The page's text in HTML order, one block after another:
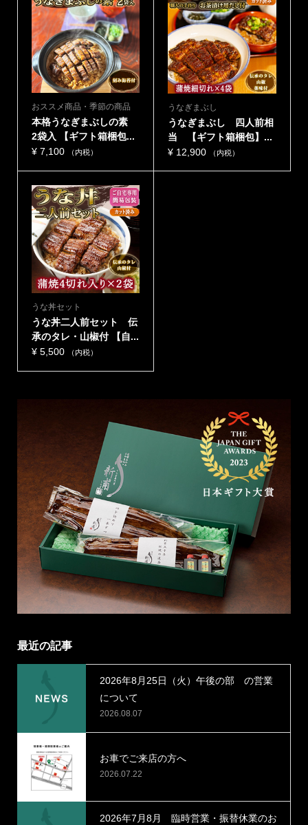
おススメ商品・季節の商品
本格うなぎまぶしの素
2袋入 【ギフト箱梱包...
¥7,100 （内税）
うなぎまぶし
うなぎまぶし 四人前相
当 【ギフト箱梱包】...
¥ 12,900 （内税）
うな丼セット
うな丼二人前セット 伝
承のタレ・山椒付 【自...
¥5,500 （内税）
最近の記事
2026年8月25日（火）午後の部 の営業
について
2026.08.07
お車でご来店の方へ
2026.07.22
2026年7月8月 臨時営業・振替休業のお